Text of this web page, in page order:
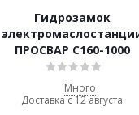
Гидрозамок
ПРОСВАР С160-1000
Много
Доставка с 12 августа